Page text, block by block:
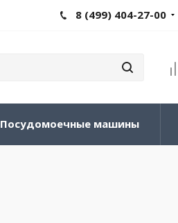
8 (499) 404-27-00
Посудомоечные машины